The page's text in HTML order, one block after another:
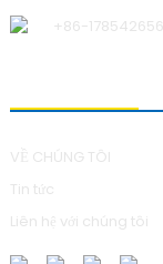
+86-
VỀ CHÚNG TÔI
Tin tức
Liên hệ với chúng tôi